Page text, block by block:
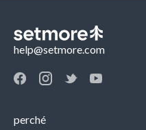
help@setmore.com
perché